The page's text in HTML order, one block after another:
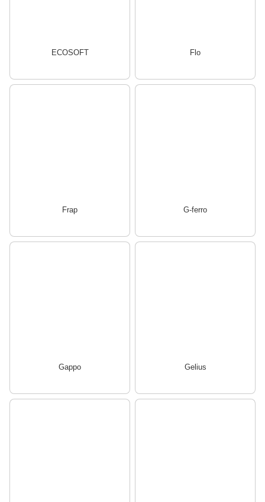
ECOSOFT Flo
Frap G-ferro
Gappo Gelius